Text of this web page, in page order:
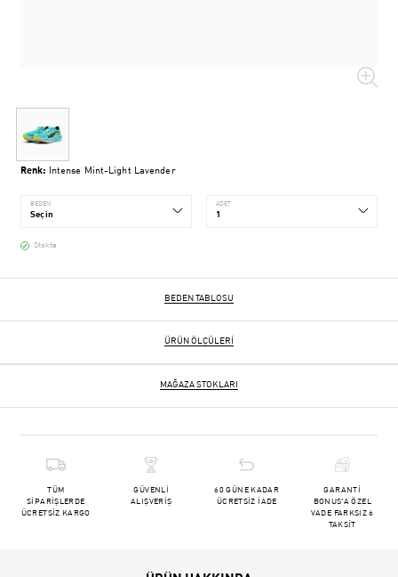
Renk: Intense Mint-Light Lavender
BEDEN ADET
Stokta
BEDEN TABLOSU
ÜRÜN ÖLÇÜLERI
MAĞAZA STOKLARI
TÜM
SİPARİŞLERDE
ÜCRETSİZ KARGO
GÜVENLİ
ALIŞVERİŞ
60 GÜNE KADAR
ÜCRETSİZ İADE
GARANTİ
BONUS'A ÖZEL
VADE FARKSIZ 6
TAKSİT